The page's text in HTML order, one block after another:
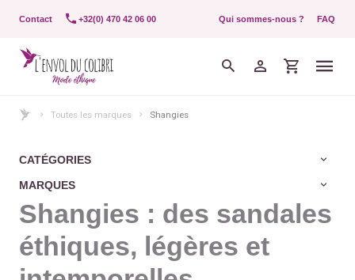
Contact +32(0) 470 42 06 00 Qui sommes-nous ? FAQ
Toutes les marques Shangies
CATÉGORIES
MARQUES
Shangies : des sandales
éthiques, légères et